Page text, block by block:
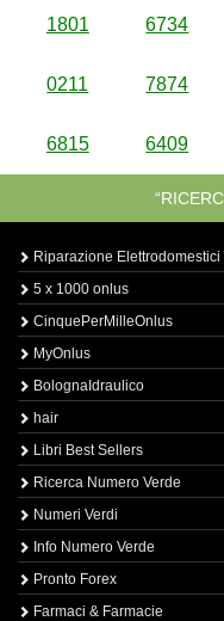
1801 6734
0211 7874
6815 6409
Riparazione Elettrodomestici
5 x 1000 onlus
CinquePerMilleOnlus
MyOnlus
BolognaIdraulico
hair
Libri Best Sellers
Ricerca Numero Verde
Numeri Verdi
Info Numero Verde
Pronto Forex
Farmaci & Farmacie